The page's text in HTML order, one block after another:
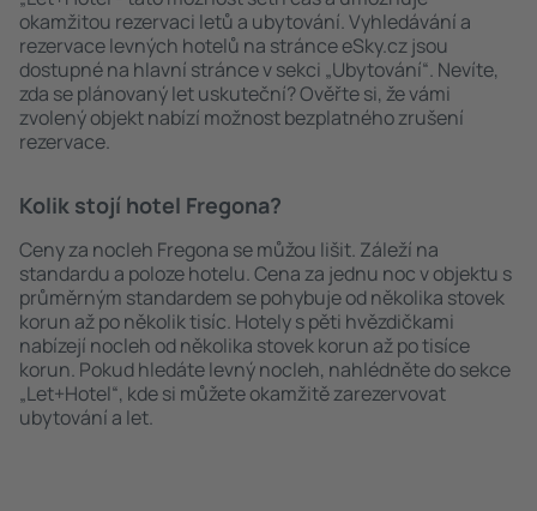
okamžitou rezervaci letů a ubytování. Vyhledávání a
rezervace levných hotelů na stránce eSky.cz jsou
dostupné na hlavní stránce v sekci „Ubytování“. Nevíte,
zda se plánovaný let uskuteční? Ověřte si, že vámi
zvolený objekt nabízí možnost bezplatného zrušení
rezervace.
Kolik stojí hotel Fregona?
Ceny za nocleh Fregona se můžou lišit. Záleží na
standardu a poloze hotelu. Cena za jednu noc v objektu s
průměrným standardem se pohybuje od několika stovek
korun až po několik tisíc. Hotely s pěti hvězdičkami
nabízejí nocleh od několika stovek korun až po tisíce
korun. Pokud hledáte levný nocleh, nahlédněte do sekce
„Let+Hotel“, kde si můžete okamžitě zarezervovat
ubytování a let.